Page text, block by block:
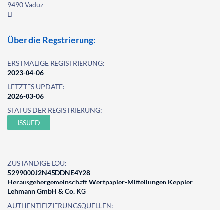
9490 Vaduz
LI
Über die Regstrierung:
ERSTMALIGE REGISTRIERUNG:
2023-04-06
LETZTES UPDATE:
2026-03-06
STATUS DER REGISTRIERUNG:
ISSUED
ZUSTÄNDIGE LOU:
5299000J2N45DDNE4Y28
Herausgebergemeinschaft Wertpapier-Mitteilungen Keppler,
Lehmann GmbH & Co. KG
AUTHENTIFIZIERUNGSQUELLEN: